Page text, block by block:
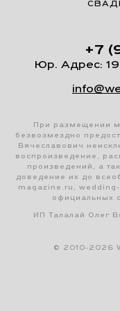
+7
Юр. Адрес:
При размещении
безвозмездно
Вячеславович
воспроизведение,
произведений, а
доведение их до
magazine.ru,
официальных
ИП Талалай Олег
© 2010-2026